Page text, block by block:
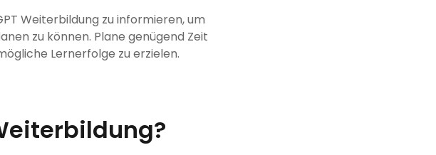
Weiterbildung zu informieren, um
zu können. Plane genügend Zeit
Lernerfolge zu erzielen.